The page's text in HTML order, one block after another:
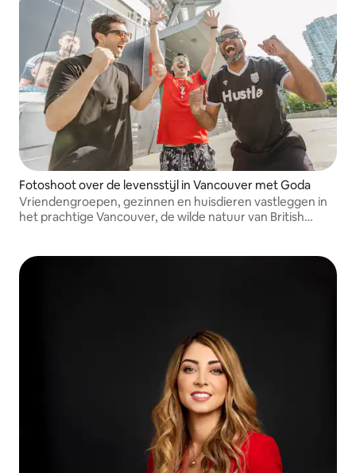
Fotoshoot over de levensstijl in Vancouver met Goda
Vriendengroepen, gezinnen en huisdieren vastleggen in
het prachtige Vancouver, de wilde natuur van British